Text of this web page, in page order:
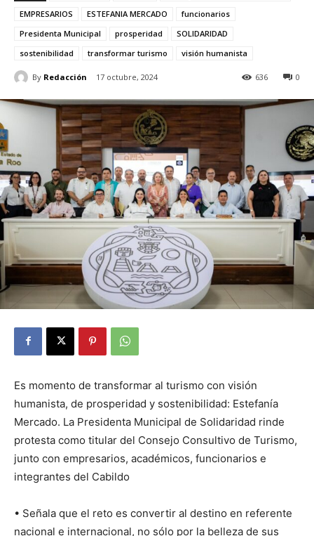
EMPRESARIOS
ESTEFANIA MERCADO
funcionarios
Presidenta Municipal
prosperidad
SOLIDARIDAD
sostenibilidad
transformar turismo visión humanista
By Redacción 17 octubre, 2024 0
636
Es momento de transformar al turismo con visión
humanista, de prosperidad y sostenibilidad: Estefanía
Mercado. La Presidenta Municipal de Solidaridad rinde
protesta como titular del Consejo Consultivo de Turismo,
junto con empresarios, académicos, funcionarios e
integrantes del Cabildo
• Señala que el reto es convertir al destino en referente
nacional e internacional, no sólo por la belleza de sus